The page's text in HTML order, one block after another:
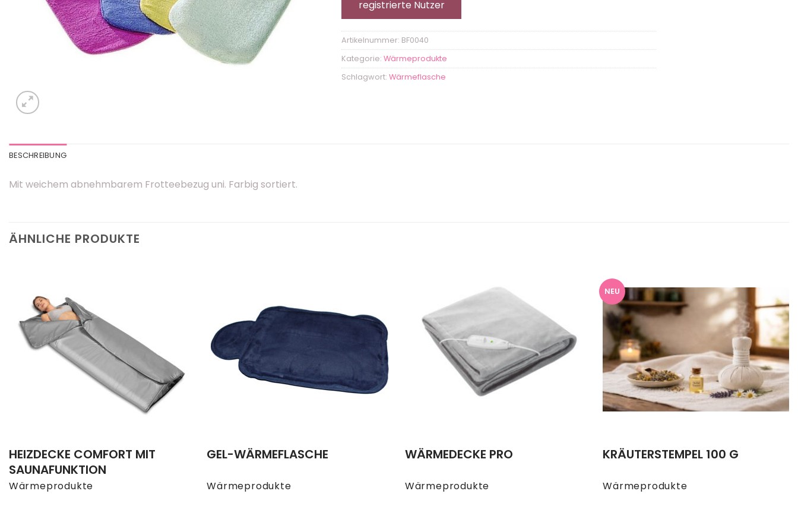
registrierte Nutzer
Artikelnummer: BF0040
Kategorie: Wärmeprodukte
Schlagwort: Wärmeflasche
BESCHREIBUNG
Mit weichem abnehmbarem Frotteebezug uni. Farbig sortiert.
ÄHNLICHE PRODUKTE
Wärmeprodukte
HEIZDECKE COMFORT MIT
SAUNAFUNKTION
Wärmeprodukte
GEL-WÄRMEFLASCHE
Wärmeprodukte
WÄRMEDECKE PRO
NEU
Wärmeprodukte
KRÄUTERSTEMPEL 100 G